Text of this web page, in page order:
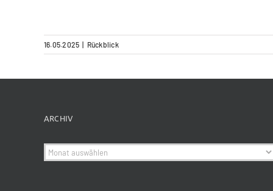
16.05.2025 | Rückblick
ARCHIV
Archiv